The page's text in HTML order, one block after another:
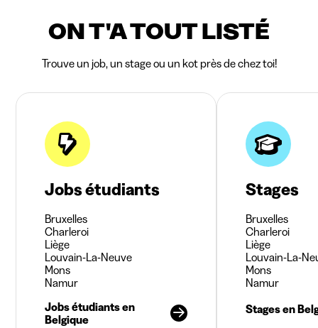
ON T'A TOUT LISTÉ
Trouve un job, un stage ou un kot près de chez toi!
Jobs étudiants
Bruxelles
Charleroi
Liège
Louvain-La-Neuve
Mons
Namur
Jobs étudiants en
Belgique
Stages
Bruxelles
Charleroi
Liège
Louvain-La-
Mons
Namur
Stages en